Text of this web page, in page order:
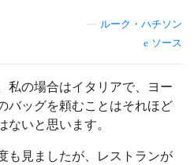
ルーク・ハチソン
ソース
私の場合はイタリアで、ヨー
バッグを頼むことはそれほど
ないと思います。
も見ましたが、レストランが